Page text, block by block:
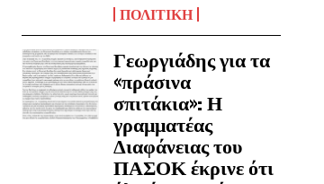
ΠΟΛΙΤΙΚΗ
Γεωργιάδης για τα
«πράσινα
σπιτάκια»: Η
γραμματέας
Διαφάνειας του
ΠΑΣΟΚ έκρινε ότι